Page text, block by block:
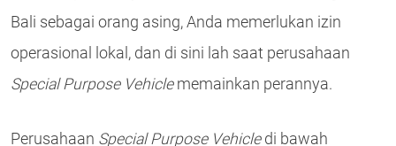
Bali sebagai orang asing, Anda memerlukan izin
operasional lokal, dan di sini lah saat perusahaan
Special Purpose Vehiclememainkan perannya.
Perusahaan Special Purpose Vehicledi bawah